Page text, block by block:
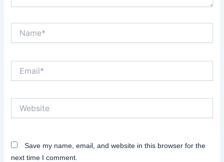
Save my name, email, and website in this browser for the
next time I comment.